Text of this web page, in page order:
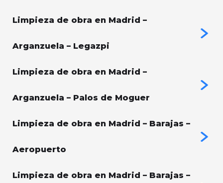
Limpieza de obra en Madrid –
Arganzuela – Legazpi
Limpieza de obra en Madrid –
Arganzuela – Palos de Moguer
Limpieza de obra en Madrid – Barajas –
Aeropuerto
Limpieza de obra en Madrid – Barajas –